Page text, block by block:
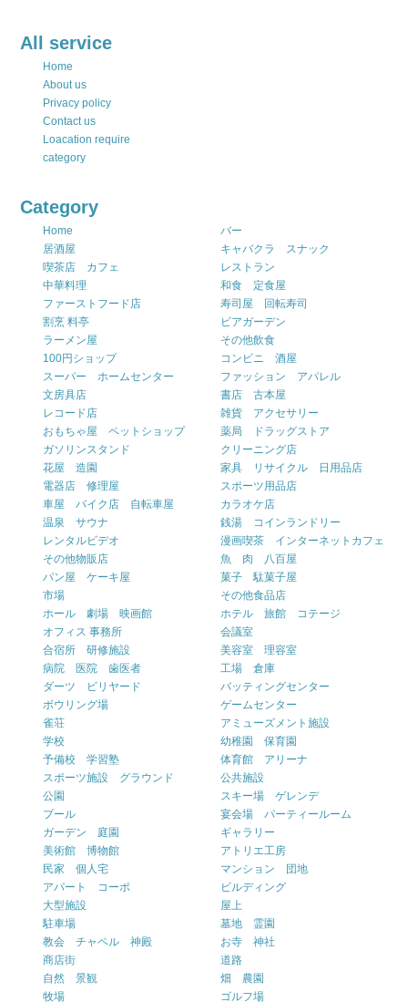
All service
Home
About us
Privacy policy
Contact us
Loacation require
category
Category
Home
バー
居酒屋
キャバクラ スナック
喫茶店 カフェ
レストラン
中華料理
和食 定食屋
ファーストフード店
寿司屋 回転寿司
割烹 料亭
ビアガーデン
ラーメン屋
その他飲食
100円ショップ
コンビニ 酒屋
スーパー ホームセンター
ファッション アパレル
文房具店
書店 古本屋
レコード店
雑貨 アクセサリー
おもちゃ屋 ペットショップ
薬局 ドラッグストア
ガソリンスタンド
クリーニング店
花屋 造園
家具 リサイクル 日用品店
電器店 修理屋
スポーツ用品店
車屋 バイク店 自転車屋
カラオケ店
温泉 サウナ
銭湯 コインランドリー
レンタルビデオ
漫画喫茶 インターネットカフェ
その他物販店
魚 肉 八百屋
パン屋 ケーキ屋
菓子 駄菓子屋
市場
その他食品店
ホール 劇場 映画館
ホテル 旅館 コテージ
オフィス 事務所
会議室
合宿所 研修施設
美容室 理容室
病院 医院 歯医者
工場 倉庫
ダーツ ビリヤード
バッティングセンター
ボウリング場
ゲームセンター
雀荘
アミューズメント施設
学校
幼稚園 保育園
予備校 学習塾
体育館 アリーナ
スポーツ施設 グラウンド
公共施設
公園
スキー場 ゲレンデ
プール
宴会場 パーティールーム
ガーデン 庭園
ギャラリー
美術館 博物館
アトリエ工房
民家 個人宅
マンション 団地
アパート コーポ
ビルディング
大型施設
屋上
駐車場
墓地 霊園
教会 チャペル 神殿
お寺 神社
商店街
道路
自然 景観
畑 農園
牧場
ゴルフ場